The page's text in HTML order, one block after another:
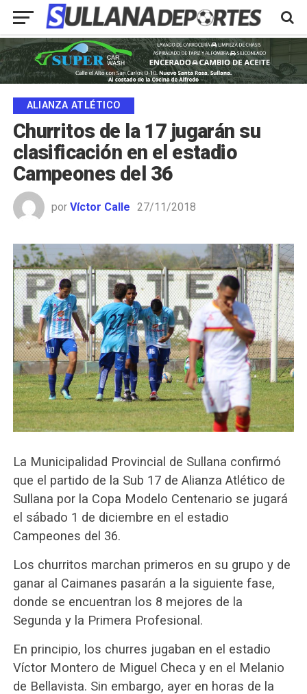
ALIANZA ATLÉTICO
Churritos de la 17 jugarán su
clasificación en el estadio
Campeones del 36
por Víctor Calle 27/11/2018
La Municipalidad Provincial de Sullana confirmó
que el partido de la Sub 17 de Alianza Atlético de
Sullana por la Copa Modelo Centenario se jugará
el sábado 1 de diciembre en el estadio
Campeones del 36.
Los churritos marchan primeros en su grupo y de
ganar al Caimanes pasarán a la siguiente fase,
donde se encuentran los 8 mejores de la
Segunda y la Primera Profesional.
En principio, los churres jugaban en el estadio
Víctor Montero de Miguel Checa y en el Melanio
de Bellavista. Sin embargo, ayer en horas de la